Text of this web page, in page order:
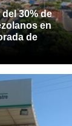
30% de
en
de